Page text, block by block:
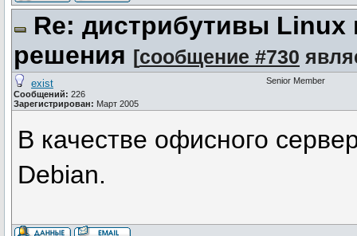
Re: дистрибутивы Linux
решения [сообщение #730
exist
Сообщений: 226
Зарегистрирован: Март 2005
Senior Member
В качестве офисного
Debian.